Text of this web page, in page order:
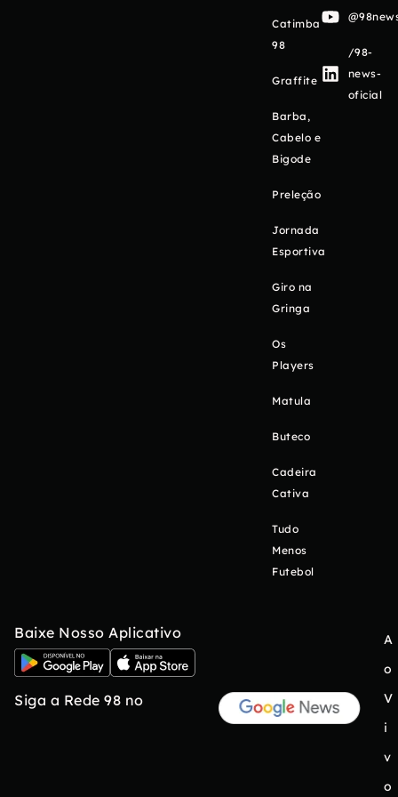
Catimba
98
Graffite
Barba,
Cabelo e
Bigode
Preleção
Jornada
Esportiva
Giro na
Gringa
Os
Players
Matula
Buteco
Cadeira
Cativa
Tudo
Menos
Futebol
/98-
news-
oficial
Baixe Nosso Aplicativo
Siga a Rede 98 no
A
o
V
i
v
o